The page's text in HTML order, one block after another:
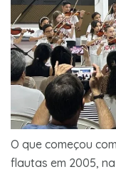
O que começou
flautas em 2005,